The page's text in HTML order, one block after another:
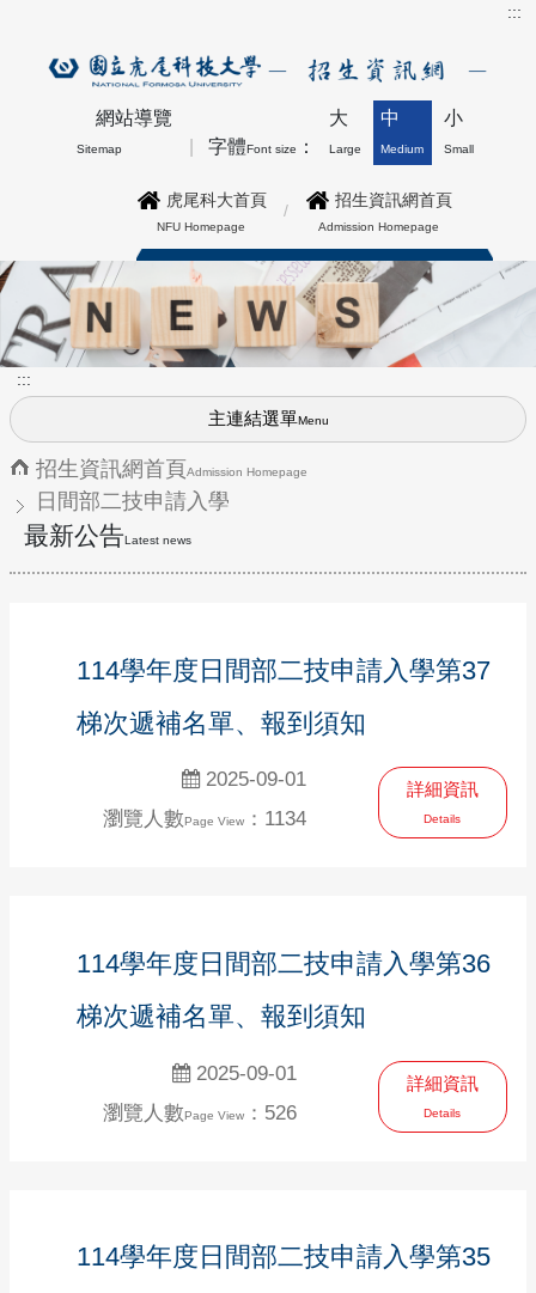
:::
網站導覽
Sitemap 字體Font size ：
大
Large
中
Medium
小
Small
虎尾科大首頁
NFU Homepage
招生資訊網首頁
Admission Homepage
博士班最新公告上方形象圖
:::
主連結選單Menu
招生資訊網首頁Admission Homepage
日間部二技申請入學
最新公告Latest news
114學年度日間部二技申請入學第37
梯次遞補名單、報到須知
2025-09-01
瀏覽人數Page View：1134
詳細資訊
Details
114學年度日間部二技申請入學第36
梯次遞補名單、報到須知
2025-09-01
瀏覽人數Page View：526
詳細資訊
Details
114學年度日間部二技申請入學第35